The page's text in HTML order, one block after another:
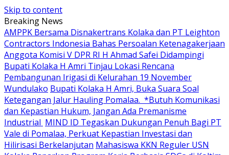
Skip to content
Breaking News
AMPPK Bersama Disnakertrans Kolaka dan PT Leighton
Contractors Indonesia Bahas Persoalan Ketenagakerjaan
Anggota Komisi V DPR RI H Ahmad Safei Didampingi
Bupati Kolaka H Amri Tinjau Lokasi Rencana
Pembangunan Irigasi di Kelurahan 19 November
Wundulako Bupati Kolaka H Amri, Buka Suara Soal
Ketegangan Jalur Hauling Pomalaa. *Butuh Komunikasi
dan Kepastian Hukum, Jangan Ada Premanisme
Industrial MIND ID Tegaskan Dukungan Penuh Bagi PT
Vale di Pomalaa, Perkuat Kepastian Investasi dan
Hilirisasi Berkelanjutan Mahasiswa KKN Reguler USN